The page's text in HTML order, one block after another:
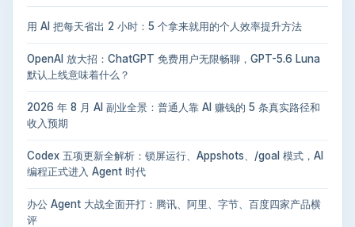
用 AI 把每天省出 2 小时：5 个拿来就用的个人效率提升方法
OpenAI 放大招：ChatGPT 免费用户无限畅聊，GPT-5.6 Luna
默认上线意味着什么？
2026 年 8 月 AI 副业全景：普通人靠 AI 赚钱的 5 条真实路径和
收入预期
Codex 五项更新全解析：锁屏运行、Appshots、/goal 模式，AI
编程正式进入 Agent 时代
办公 Agent 大战全面开打：腾讯、阿里、字节、百度四家产品横
评